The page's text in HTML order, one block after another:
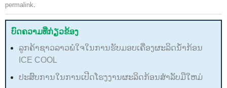
permalink
ບົດຄວາມທີ່ກ່ຽວຂ້ອງ
ລູກຄ້າຊາວລາວພໍໃຈໃນການຮັບມອບເຄື່ອງຜະລິດນ້ຳກ້ອນ
ICE COOL
ປະສົບການໃນການເປີດໂຮງງານຜະລິດກ້ອນສໍາລັບມືໃຫມ່